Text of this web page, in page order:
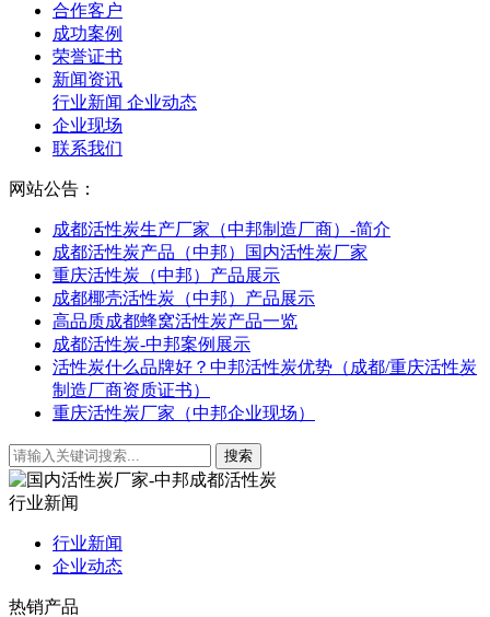
合作客户
成功案例
荣誉证书
新闻资讯
行业新闻 企业动态
企业现场
联系我们
网站公告：
成都活性炭生产厂家（中邦制造厂商）-简介
成都活性炭产品（中邦）国内活性炭厂家
重庆活性炭（中邦）产品展示
成都椰壳活性炭（中邦）产品展示
高品质成都蜂窝活性炭产品一览
成都活性炭-中邦案例展示
活性炭什么品牌好？中邦活性炭优势（成都/重庆活性炭
制造厂商资质证书）
重庆活性炭厂家（中邦企业现场）
行业新闻
行业新闻
企业动态
热销产品